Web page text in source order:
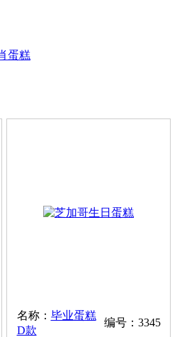
蛋糕
名称： 毕业蛋糕
D款
编号：3345